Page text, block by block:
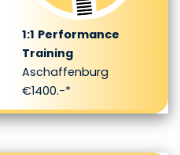
1:1 Performance
Training
Aschaffenburg
€1400.-*